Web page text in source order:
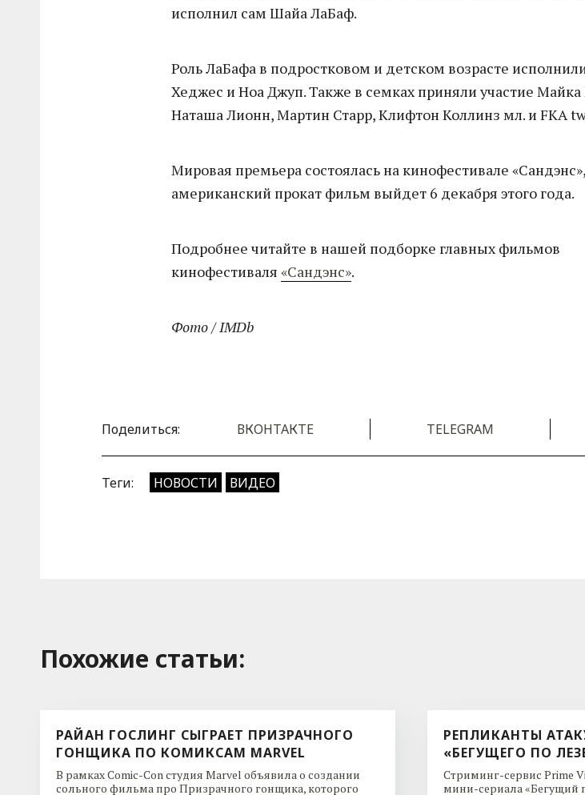
исполнил сам Шайа ЛаБаф.
Роль ЛаБафа в подростковом и детском возрасте
Хеджес и Ноа Джуп. Также в семках приняли участие
Наташа Лионн, Мартин Старр, Клифтон Коллинз мл. и FKA
Мировая премьера состоялась на кинофестивале
американский прокат фильм выйдет 6 декабря этого года.
Подробнее читайте в нашей подборке главных фильмов
кинофестиваля«Сандэнс».
Фото / IMDb
Поделиться: ВКОНТАКТЕ TELEGRAM
Теги: НОВОСТИ ВИДЕО
Похожие cтатьи:
РАЙАН ГОСЛИНГ СЫГРАЕТ ПРИЗРАЧНОГО
ГОНЩИКА ПО КОМИКСАМ MARVEL
В рамках Comic-Con студия Marvel объявила о создании
сольного фильма про Призрачного гонщика, которого
РЕПЛИКАНТЫ
«БЕГУЩЕГО ПО
Стриминг-сервис Prime
мини-сериала «Бегущий